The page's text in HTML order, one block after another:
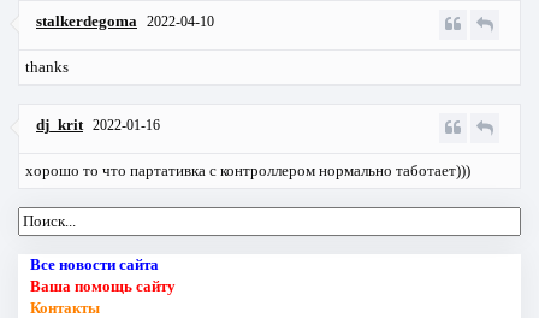
stalkerdegoma 2022-04-10
thanks
dj_krit 2022-01-16
хорошо то что партативка с контроллером нормально таботает)))
Все новости сайта
Ваша помощь сайту
Контакты